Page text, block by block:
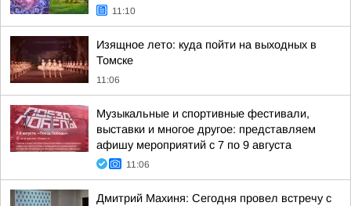
11:10
Изящное лето: куда пойти на выходных в
Томске
11:06
Музыкальные и спортивные фестивали,
выставки и многое другое: представляем
афишу мероприятий с 7 по 9 августа
11:06
Дмитрий Махиня: Сегодня провел встречу с